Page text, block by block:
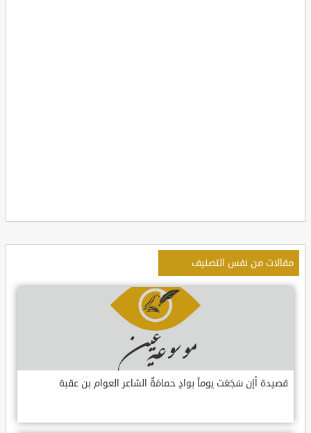
مقالات من نفس التصنيف
قصيدة أإن سَجَعَت يوماً بوادٍ حمامَةٌ الشاعر العوام بن عقبة